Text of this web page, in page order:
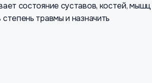
состояние суставов, костей, мышц
травмы и назначить